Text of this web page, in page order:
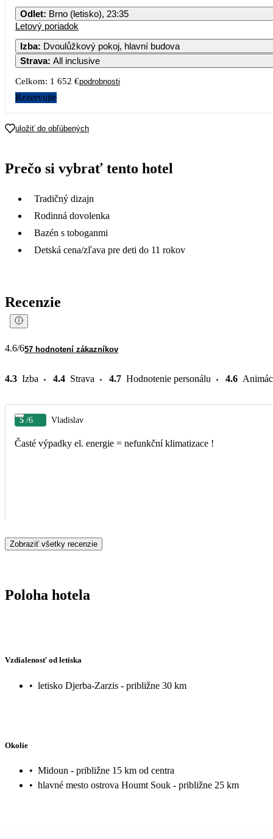
Odlet: Brno (letisko), 23:35
Letový poriadok
Izba: Dvoulůžkový pokoj, hlavní budova
Strava: All inclusive
Celkom: 1 652 €podrobnosti
Rezervujte
uložiť do obľúbených
Prečo si vybrať tento hotel
Tradičný dizajn
Rodinná dovolenka
Bazén s toboganmi
Detská cena/zľava pre deti do 11 rokov
Recenzie
4.6/657 hodnotení zákazníkov
4.3 Izba 4.4 Strava 4.7 Hodnotenie personálu 4.6
5 /6 Vladislav
Časté výpadky el. energie = nefunkční klimatizace !
Zobraziť všetky recenzie
Poloha hotela
Vzdialenosť od letiska
• letisko Djerba-Zarzis - približne 30 km
Okolie
• Midoun - približne 15 km od centra
• hlavné mesto ostrova Houmt Souk - približne 25 km